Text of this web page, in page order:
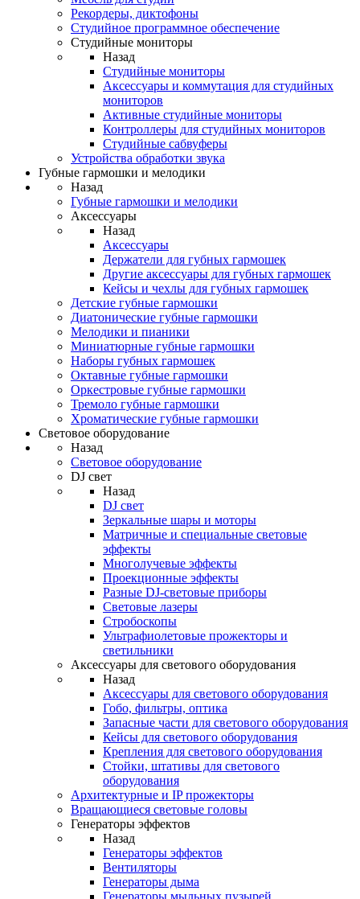
Рекордеры, диктофоны
Студийное программное обеспечение
Студийные мониторы
Назад
Студийные мониторы
Аксессуары и коммутация для студийных
мониторов
Активные студийные мониторы
Контроллеры для студийных мониторов
Студийные сабвуферы
Устройства обработки звука
Губные гармошки и мелодики
Назад
Губные гармошки и мелодики
Аксессуары
Назад
Аксессуары
Держатели для губных гармошек
Другие аксессуары для губных гармошек
Кейсы и чехлы для губных гармошек
Детские губные гармошки
Диатонические губные гармошки
Мелодики и пианики
Миниатюрные губные гармошки
Наборы губных гармошек
Октавные губные гармошки
Оркестровые губные гармошки
Тремоло губные гармошки
Хроматические губные гармошки
Световое оборудование
Назад
Световое оборудование
DJ свет
Назад
DJ свет
Зеркальные шары и моторы
Матричные и специальные световые
эффекты
Многолучевые эффекты
Проекционные эффекты
Разные DJ-световые приборы
Световые лазеры
Стробоскопы
Ультрафиолетовые прожекторы и
светильники
Аксессуары для светового оборудования
Назад
Аксессуары для светового оборудования
Гобо, фильтры, оптика
Запасные части для светового оборудования
Кейсы для светового оборудования
Крепления для светового оборудования
Стойки, штативы для светового
оборудования
Архитектурные и IP прожекторы
Вращающиеся световые головы
Генераторы эффектов
Назад
Генераторы эффектов
Вентиляторы
Генераторы дыма
Генераторы мыльных пузырей